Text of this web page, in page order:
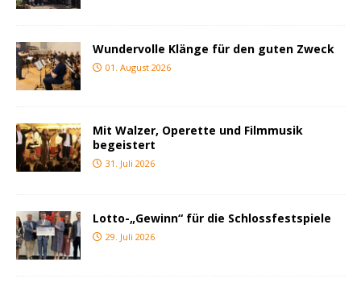
Wundervolle Klänge für den guten Zweck
01. August 2026
Mit Walzer, Operette und Filmmusik
begeistert
31. Juli 2026
Lotto-„Gewinn“ für die Schlossfestspiele
29. Juli 2026